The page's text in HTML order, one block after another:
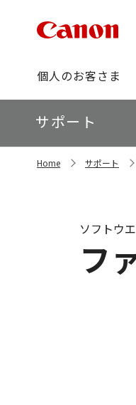
グ
ロ
ー
バ
ビ
個人のお客さま
ロ
ー
カ
ル
サポート
Home サポート
フ
ソフトウ